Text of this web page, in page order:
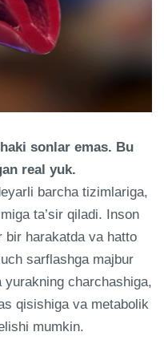
sonlar emas. Bu
real yuk.
barcha tizimlariga,
ta’sir qiladi. Inson
bir harakatda va hatto
sarflashga majbur
yurakning charchashiga,
qisishiga va metabolik
mumkin.